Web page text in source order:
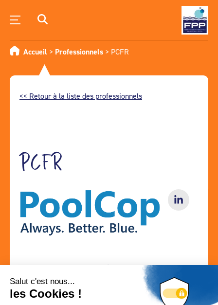
Accueil > Professionnels > PCFR
<< Retour à la liste des professionnels
PCFR
Localisation